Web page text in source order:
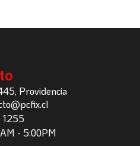
Providencia
- 5:00PM